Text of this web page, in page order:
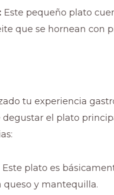
Este pequeño plato
que se hornean con
tu experiencia
el plato
Este plato es
queso y mantequilla.